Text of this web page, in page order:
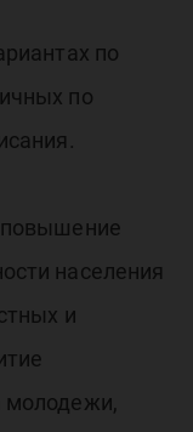
по
по
повышение
населения
и
молодежи,